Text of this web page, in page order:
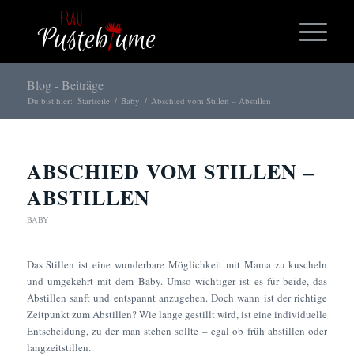
Blog - Beiträge
Du bist hier: Startseite / Baby / Abschied vom Stillen – Abstillen
ABSCHIED VOM STILLEN –
ABSTILLEN
BABY
Das Stillen ist eine wunderbare Möglichkeit mit Mama zu kuscheln
und umgekehrt mit dem Baby. Umso wichtiger ist es für beide, das
Abstillen sanft und entspannt anzugehen. Doch wann ist der richtige
Zeitpunkt zum Abstillen? Wie lange gestillt wird, ist eine individuelle
Entscheidung, zu der man stehen sollte – egal ob früh abstillen oder
langzeitstillen.